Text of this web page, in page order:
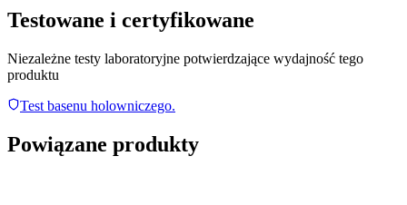
Testowane i certyfikowane
Niezależne testy laboratoryjne potwierdzające wydajność tego
produktu
Test basenu holowniczego.
Powiązane produkty